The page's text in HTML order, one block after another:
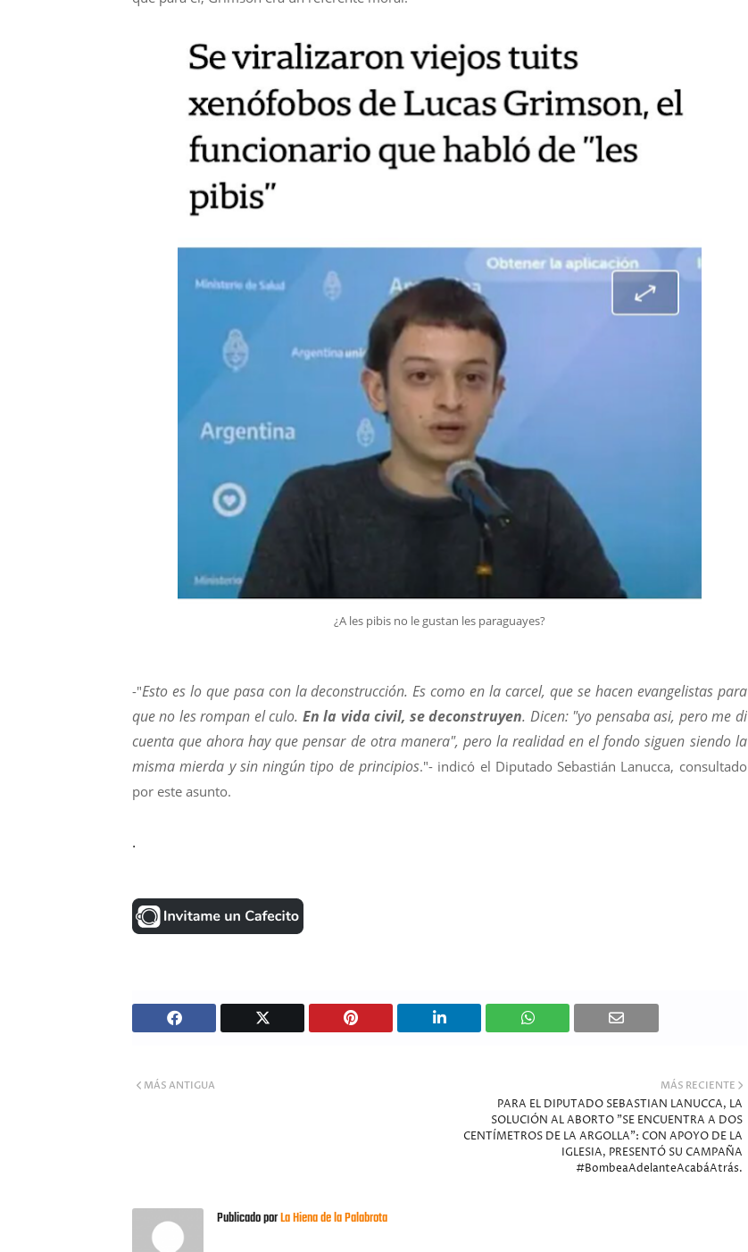
¿A les pibis no le gustan les paraguayes?
-"Esto es lo que pasa con la deconstrucción. Es como en la carcel, que se hacen evangelistas para
que no les rompan el culo. En la vida civil, se deconstruyen. Dicen: "yo pensaba asi, pero me di
cuenta que ahora hay que pensar de otra manera", pero la realidad en el fondo siguen siendo la
misma mierda y sin ningún tipo de principios."- indicó el Diputado Sebastián Lanucca, consultado
por este asunto.
.
MÁS RECIENTE
PARA EL DIPUTADO SEBASTIAN LANUCCA, LA
SOLUCIÓN AL ABORTO "SE ENCUENTRA A DOS
CENTÍMETROS DE LA ARGOLLA": CON APOYO DE LA
IGLESIA, PRESENTÓ SU CAMPAÑA
#BombeaAdelanteAcabáAtrás.
MÁS ANTIGUA
Publicado porLa Hiena de la Palabrota